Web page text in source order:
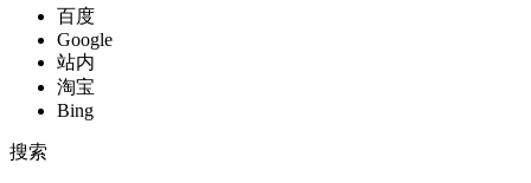
百度
Google
站内
淘宝
Bing
搜索